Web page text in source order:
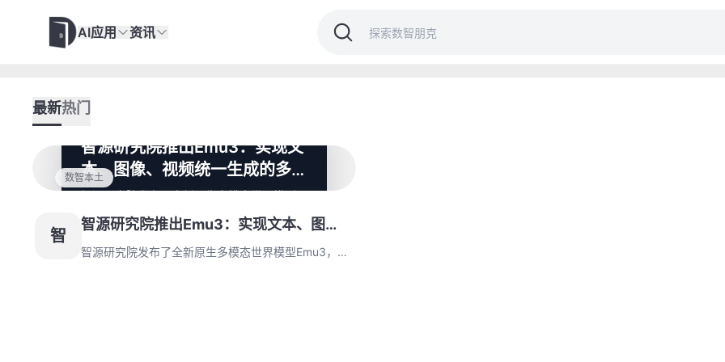
AI应用 资讯
最新热门
数智本土
智源研究院推出Emu3：实现文
本、图像、视频统一生成的多模
态模型
智源研究院发布了全新原生多模态世界模型
本、图像、视频的理解与生成，无需依赖扩散
模型。Emu3在图像生成、视觉语言理解和视
频生成等任务中表现优异，提供了一种统一的
智
智源研究院推出Emu3：实现文本、图
像、视频统一生成的多模态模型
智源研究院发布了全新原生多模态世界模型Emu3，基